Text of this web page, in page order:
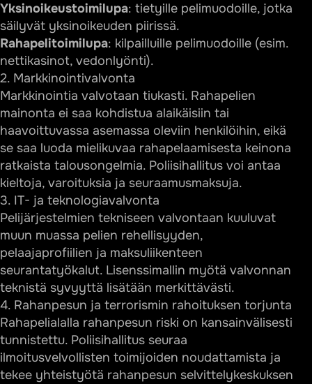
Yksinoikeustoimilupa: tietyille pelimuodoille, jotka
säilyvät yksinoikeuden piirissä.
Rahapelitoimilupa: kilpailluille pelimuodoille (esim.
nettikasinot, vedonlyönti).
2. Markkinointivalvonta
Markkinointia valvotaan tiukasti. Rahapelien
mainonta ei saa kohdistua alaikäisiin tai
haavoittuvassa asemassa oleviin henkilöihin, eikä
se saa luoda mielikuvaa rahapelaamisesta keinona
ratkaista talousongelmia. Poliisihallitus voi antaa
kieltoja, varoituksia ja seuraamusmaksuja.
3. IT- ja teknologiavalvonta
Pelijärjestelmien tekniseen valvontaan kuuluvat
muun muassa pelien rehellisyyden,
pelaajaprofiilien ja maksuliikenteen
seurantatyökalut. Lisenssimallin myötä valvonnan
teknistä syvyyttä lisätään merkittävästi.
4. Rahanpesun ja terrorismin rahoituksen torjunta
Rahapelialalla rahanpesun riski on kansainvälisesti
tunnistettu. Poliisihallitus seuraa
ilmoitusvelvollisten toimijoiden noudattamista ja
tekee yhteistyötä rahanpesun selvittelykeskuksen